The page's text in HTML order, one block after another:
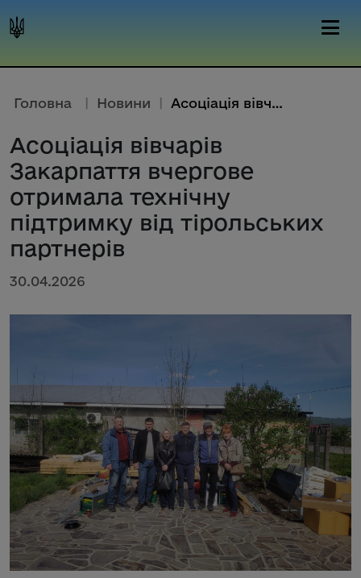
Головна | Новини | Асоціація вівчарів Закарпаття ...
Асоціація вівчарів
Закарпаття вчергове
отримала технічну
підтримку від тірольських
партнерів
30.04.2026